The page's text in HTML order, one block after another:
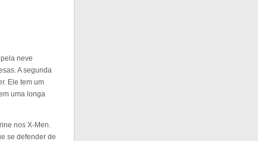
neve
A segunda
Ele tem um
uma longa
nos X-Men.
se defender de